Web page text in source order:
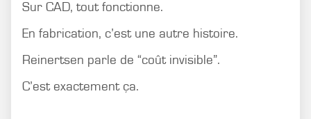
Sur CAD, tout fonctionne.
En fabrication, c’est une autre histoire.
Reinertsen parle de “coût invisible”.
C’est exactement ça.